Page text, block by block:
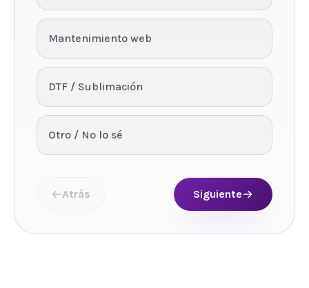
Mantenimiento web
DTF / Sublimación
Otro / No lo sé
Atrás Siguiente